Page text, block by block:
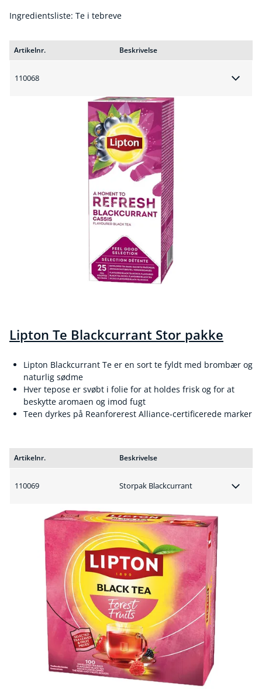
Ingredientsliste: Te i tebreve
Artikelnr. Beskrivelse
110068
Lipton Te Blackcurrant Stor pakke
Lipton Blackcurrant Te er en sort te fyldt med brombær og
naturlig sødme
Hver tepose er svøbt i folie for at holdes frisk og for at
beskytte aromaen og imod fugt
Teen dyrkes på Reanforerest Alliance-certificerede marker
Artikelnr. Beskrivelse
110069 Storpak Blackcurrant